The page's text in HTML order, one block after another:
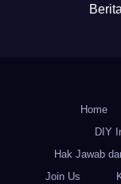
Home
DIY
Hak Jawab
Join Us